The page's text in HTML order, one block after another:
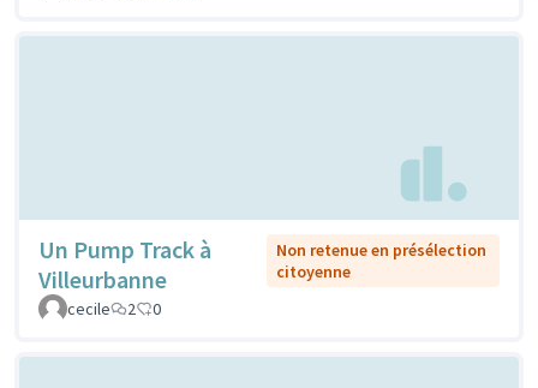
Un Pump Track à
Villeurbanne
Non retenue en présélection
citoyenne
cecile
2 0